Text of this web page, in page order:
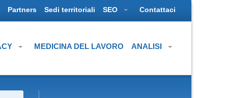
Partners Sedi territoriali SEO Contattaci
MEDICINA DEL LAVORO ANALISI